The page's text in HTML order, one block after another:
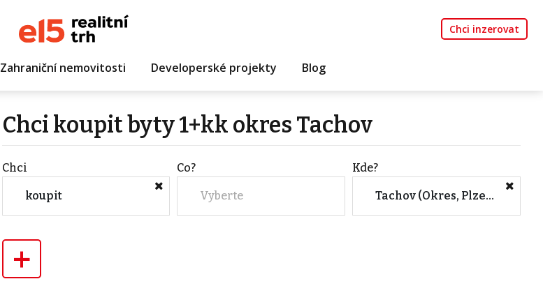
Chci inzerovat
Zahraniční nemovitosti Developerské projekty Blog
Chci koupit byty 1+kk okres Tachov
Chci
koupit
Co?
Vyberte
Kde?
Tachov (Okres, Plzeňský kraj)
+